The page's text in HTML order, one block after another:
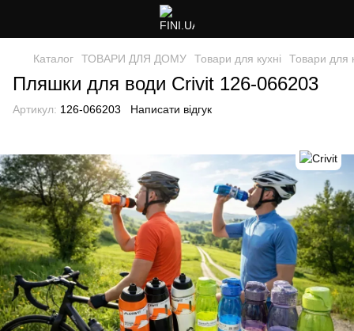
Каталог ТОВАРИ ДЛЯ ДОМУ Товари для кухні Товари для
Пляшки для води Crivit 126-066203
Артикул: 126-066203 Написати відгук